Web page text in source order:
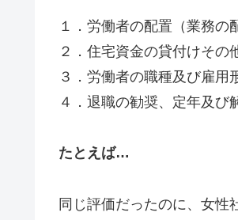
１．労働者の配置（業務
２．住宅資金の貸付けその
３．労働者の職種及び雇用
４．退職の勧奨、定年及び
たとえば…
同じ評価だったのに、女性